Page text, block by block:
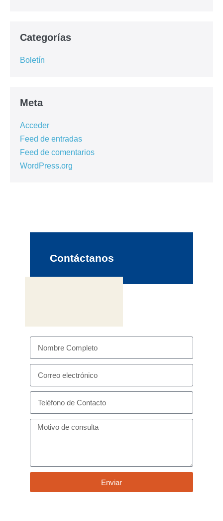
Categorías
Boletín
Meta
Acceder
Feed de entradas
Feed de comentarios
WordPress.org
Contáctanos
Enviar